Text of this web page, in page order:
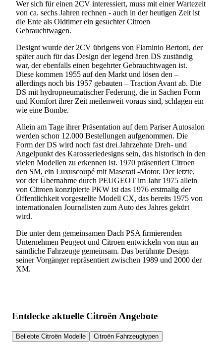
Wer sich für einen 2CV interessiert, muss mit einer Wartezeit
von ca. sechs Jahren rechnen - auch in der heutigen Zeit ist
die Ente als Oldtimer ein gesuchter Citroen
Gebrauchtwagen.
Designt wurde der 2CV übrigens von Flaminio Bertoni, der
später auch für das Design der legend ären DS zuständig
war, der ebenfalls einen begehrter Gebrauchtwagen ist.
Diese kommen 1955 auf den Markt und lösen den –
allerdings noch bis 1957 gebauten – Traction Avant ab. Die
DS mit hydropneumatischer Federung, die in Sachen Form
und Komfort ihrer Zeit meilenweit voraus sind, schlagen ein
wie eine Bombe.
Allein am Tage ihrer Präsentation auf dem Pariser Autosalon
werden schon 12.000 Bestellungen aufgenommen. Die
Form der DS wird noch fast drei Jahrzehnte Dreh- und
Angelpunkt des Karosseriedesigns sein, das historisch in den
vielen Modellen zu erkennen ist. 1970 präsentiert Citroen
den SM, ein Luxuscoupé mit Maserati -Motor. Der letzte,
vor der Übernahme durch PEUGEOT im Jahr 1975 allein
von Citroen konzipierte PKW ist das 1976 erstmalig der
Öffentlichkeit vorgestellte Modell CX, das bereits 1975 von
internationalen Journalisten zum Auto des Jahres gekürt
wird.
Die unter dem gemeinsamen Dach PSA firmierenden
Unternehmen Peugeot und Citroen entwickeln von nun an
sämtliche Fahrzeuge gemeinsam. Das berühmte Design
seiner Vorgänger repräsentiert zwischen 1989 und 2000 der
XM.
Entdecke aktuelle Citroën Angebote
Beliebte Citroën Modelle Citroën Fahrzeugtypen